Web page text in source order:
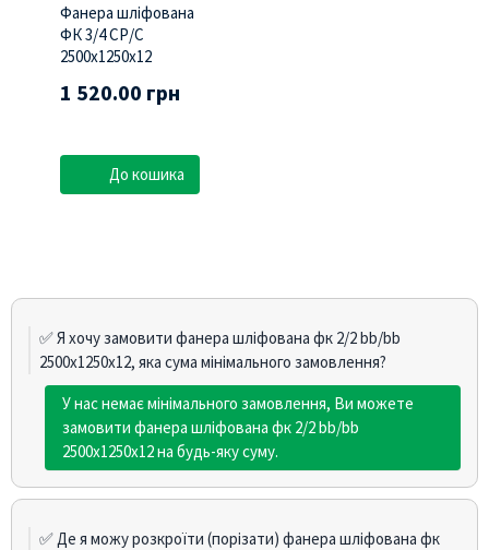
Фанера шліфована
ФК 3/4 СР/С
2500х1250х12
1 520.00 грн
До кошика
✅ Я хочу замовити фанера шліфована фк 2/2 bb/bb
2500х1250х12, яка сума мінімального замовлення?
У нас немає мінімального замовлення, Ви можете
замовити фанера шліфована фк 2/2 bb/bb
2500х1250х12 на будь-яку суму.
✅ Де я можу розкроїти (порізати) фанера шліфована фк